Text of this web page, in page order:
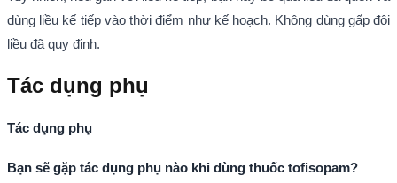
dùng liều kế tiếp vào thời điểm như kế hoạch. Không dùng gấp đôi
liều đã quy định.
Tác dụng phụ
Tác dụng phụ
Bạn sẽ gặp tác dụng phụ nào khi dùng thuốc tofisopam?